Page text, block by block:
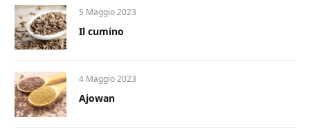
5 Maggio 2023
Il cumino
4 Maggio 2023
Ajowan